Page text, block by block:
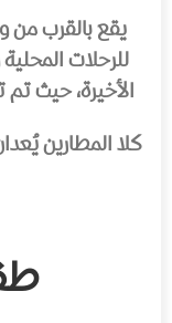
يقع بالقرب من
للرحلات
الأخيرة، حيث تم
كلا المطارين